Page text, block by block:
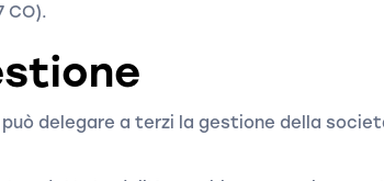
CO).
può delegare a terzi la gestione della